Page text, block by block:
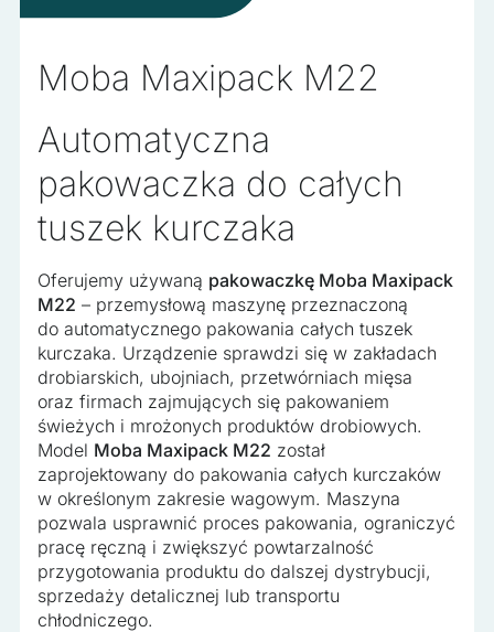
Moba Maxipack M22
Automatyczna
pakowaczka do całych
tuszek kurczaka
Oferujemy używaną pakowaczkę Moba Maxipack
M22 – przemysłową maszynę przeznaczoną
do automatycznego pakowania całych tuszek
kurczaka. Urządzenie sprawdzi się w zakładach
drobiarskich, ubojniach, przetwórniach mięsa
oraz firmach zajmujących się pakowaniem
świeżych i mrożonych produktów drobiowych.
Model Moba Maxipack M22 został
zaprojektowany do pakowania całych kurczaków
w określonym zakresie wagowym. Maszyna
pozwala usprawnić proces pakowania, ograniczyć
pracę ręczną i zwiększyć powtarzalność
przygotowania produktu do dalszej dystrybucji,
sprzedaży detalicznej lub transportu
chłodniczego.
klasyfikowania, wraz z dostawcami poszczególnych
ciasteczek.
Odrzuć wszystko
Zapisz moje preferencje
Akceptuj wszystko